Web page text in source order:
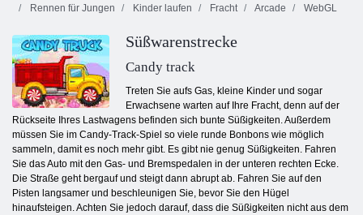
Rennen für Jungen
Kinder laufen Fracht Arcade WebGL
Süßwarenstrecke
Candy track
Treten Sie aufs Gas, kleine Kinder und sogar
Erwachsene warten auf Ihre Fracht, denn auf der
Rückseite Ihres Lastwagens befinden sich bunte Süßigkeiten. Außerdem
müssen Sie im Candy-Track-Spiel so viele runde Bonbons wie möglich
sammeln, damit es noch mehr gibt. Es gibt nie genug Süßigkeiten. Fahren
Sie das Auto mit den Gas- und Bremspedalen in der unteren rechten Ecke.
Die Straße geht bergauf und steigt dann abrupt ab. Fahren Sie auf den
Pisten langsamer und beschleunigen Sie, bevor Sie den Hügel
hinaufsteigen. Achten Sie jedoch darauf, dass die Süßigkeiten nicht aus dem